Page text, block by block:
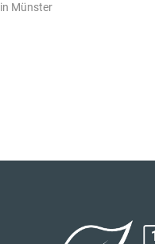
Münster